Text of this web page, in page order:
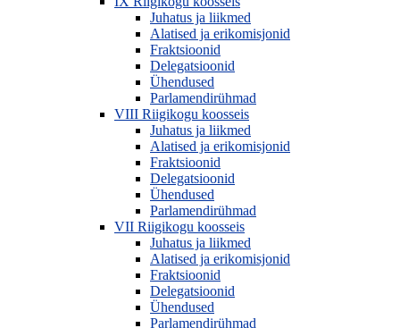
Juhatus ja liikmed
Alatised ja erikomisjonid
Fraktsioonid
Delegatsioonid
Ühendused
Parlamendirühmad
VIII Riigikogu koosseis
Juhatus ja liikmed
Alatised ja erikomisjonid
Fraktsioonid
Delegatsioonid
Ühendused
Parlamendirühmad
VII Riigikogu koosseis
Juhatus ja liikmed
Alatised ja erikomisjonid
Fraktsioonid
Delegatsioonid
Ühendused
Parlamendirühmad